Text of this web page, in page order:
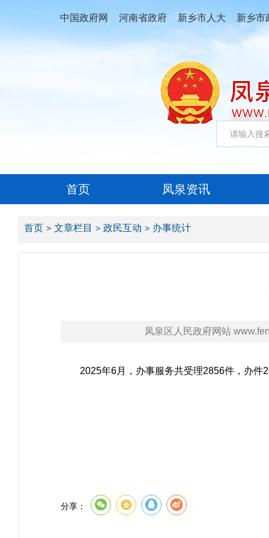
中国政府网 河南省政府 新乡市人大 新乡市
首页 凤泉资讯
首页 文章栏目 政民互动 办事统计
凤泉区人民政府网站
2025年6月，办事服务共受理2856件，办
分享：